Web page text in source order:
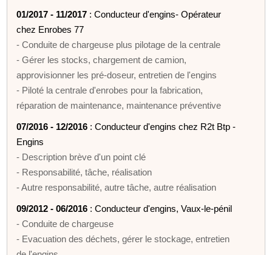
01/2017 - 11/2017 : Conducteur d'engins- Opérateur
chez Enrobes 77
- Conduite de chargeuse plus pilotage de la centrale
- Gérer les stocks, chargement de camion,
approvisionner les pré-doseur, entretien de l'engins
- Piloté la centrale d'enrobes pour la fabrication,
réparation de maintenance, maintenance préventive
07/2016 - 12/2016 : Conducteur d'engins chez R2t Btp -
Engins
- Description brève d'un point clé
- Responsabilité, tâche, réalisation
- Autre responsabilité, autre tâche, autre réalisation
09/2012 - 06/2016 : Conducteur d'engins, Vaux-le-pénil
- Conduite de chargeuse
- Evacuation des déchets, gérer le stockage, entretien